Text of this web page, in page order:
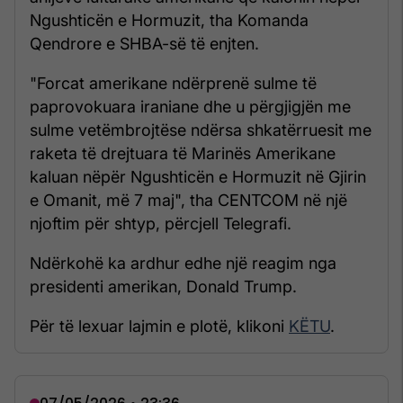
Ngushticën e Hormuzit, tha Komanda
Qendrore e SHBA-së të enjten.
"Forcat amerikane ndërprenë sulme të
paprovokuara iraniane dhe u përgjigjën me
sulme vetëmbrojtëse ndërsa shkatërruesit me
raketa të drejtuara të Marinës Amerikane
kaluan nëpër Ngushticën e Hormuzit në Gjirin
e Omanit, më 7 maj", tha CENTCOM në një
njoftim për shtyp, përcjell Telegrafi.
Ndërkohë ka ardhur edhe një reagim nga
presidenti amerikan, Donald Trump.
Për të lexuar lajmin e plotë, klikoni KËTU.